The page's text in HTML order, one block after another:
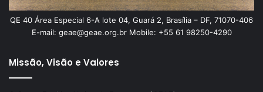
QE 40 Área Especial 6-A lote 04, Guará 2, Brasília – DF, 71070-406
E-mail: geae@geae.org.br Mobile: +55 61 98250-4290
Missão, Visão e Valores